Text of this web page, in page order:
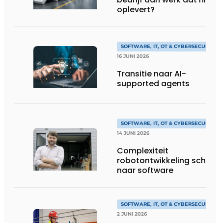
oplevert?
SOFTWARE, IT, OT & CYBERSECURITY
16 JUNI 2026
Transitie naar AI-
supported agents
SOFTWARE, IT, OT & CYBERSECURITY
14 JUNI 2026
Complexiteit
robotontwikkeling schuift
naar software
SOFTWARE, IT, OT & CYBERSECURITY
2 JUNI 2026